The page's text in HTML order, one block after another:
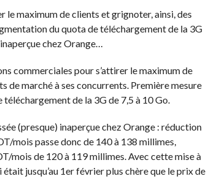
maximum de clients et grignoter, ainsi, des
du quota de téléchargement de la 3G
chez Orange…
commerciales pour s’attirer le maximum de
de marché à ses concurrents. Première mesure
de la 3G de 7,5 à 10 Go.
(presque) inaperçue chez Orange : réduction
mois passe donc de 140 à 138 millimes,
mois de 120 à 119 millimes. Avec cette mise à
jusqu’au 1er février plus chère que le prix de